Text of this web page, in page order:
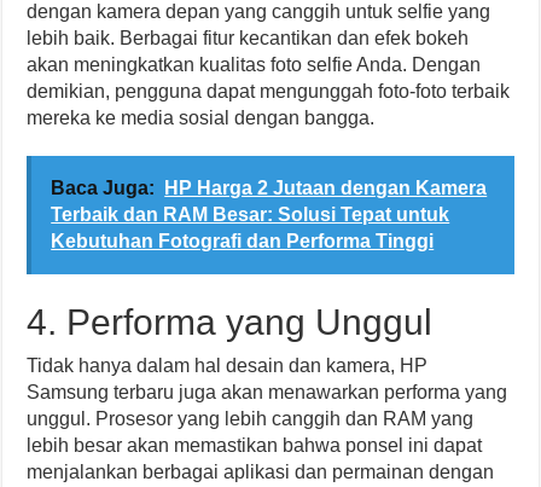
dengan kamera depan yang canggih untuk selfie yang
lebih baik. Berbagai fitur kecantikan dan efek bokeh
akan meningkatkan kualitas foto selfie Anda. Dengan
demikian, pengguna dapat mengunggah foto-foto terbaik
mereka ke media sosial dengan bangga.
Baca Juga:
HP Harga 2 Jutaan dengan Kamera
Terbaik dan RAM Besar: Solusi Tepat untuk
Kebutuhan Fotografi dan Performa Tinggi
4. Performa yang Unggul
Tidak hanya dalam hal desain dan kamera, HP
Samsung terbaru juga akan menawarkan performa yang
unggul. Prosesor yang lebih canggih dan RAM yang
lebih besar akan memastikan bahwa ponsel ini dapat
menjalankan berbagai aplikasi dan permainan dengan